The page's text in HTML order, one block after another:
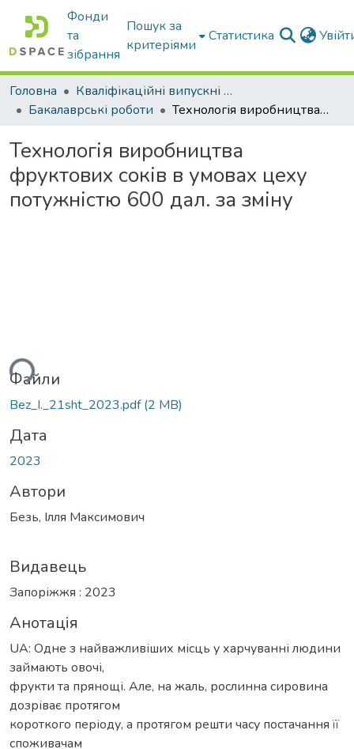
Фонди
та
зібрання
Пошук за
критеріями
Статистика
Головна
Кваліфікаційні випускні роботи бакалаврів і магістрів
Бакалаврські роботи
Технологія виробництва фруктових соків в умовах цеху потужністю 600 дал. за зміну
Технологія виробництва
фруктових соків в умовах цеху
потужністю 600 дал. за зміну
Файли
Bez_I._21sht_2023.pdf(2 MB)
Дата
2023
Автори
Безь, Ілля Максимович
Видавець
Запоріжжя : 2023
Анотація
UA: Одне з найважливіших місць у харчуванні людини
займають овочі,
фрукти та прянощі. Але, на жаль, рослинна сировина
дозріває протягом
короткого періоду, а протягом решти часу постачання її
споживачам